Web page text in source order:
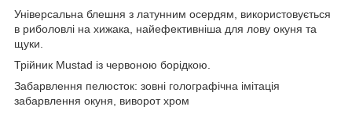
Універсальна блешня з латунним осердям, використовується
в риболовлі на хижака, найефективніша для лову окуня та
щуки.
Трійник Mustad із червоною борідкою.
Забарвлення пелюсток: зовні голографічна імітація
забарвлення окуня, виворот хром